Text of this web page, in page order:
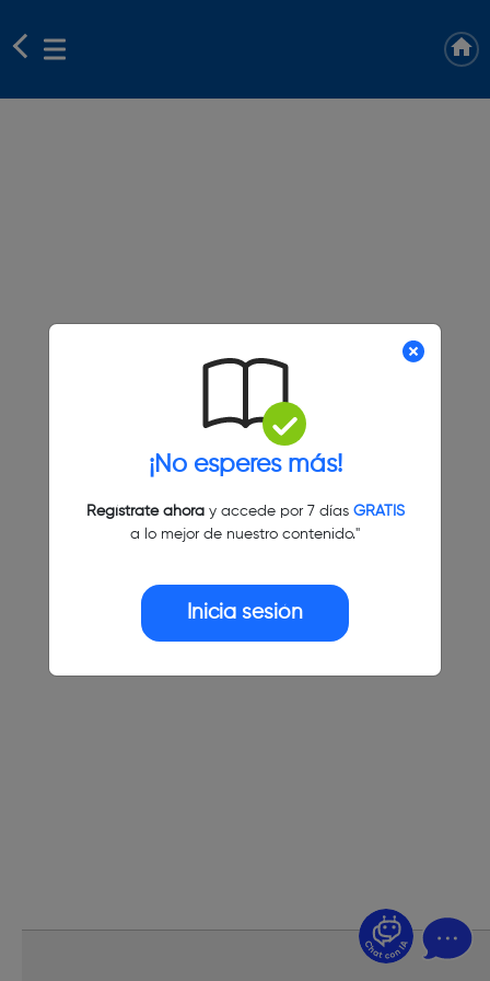
¡No esperes más!
Regístrate ahoray accede por 7 días GRATIS
a lo mejor de nuestro contenido."
Inicia sesión